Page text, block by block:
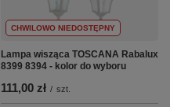
CHWILOWO NIEDOSTĘPNY
Lampa wisząca TOSCANA Rabalux
8399 8394 - kolor do wyboru
111,00 zł / szt.